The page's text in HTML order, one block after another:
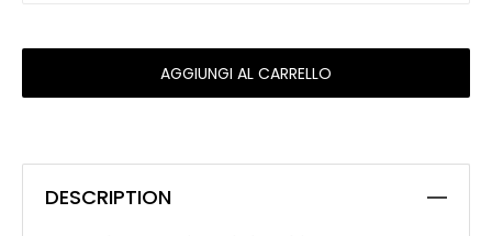
AGGIUNGI AL CARRELLO
DESCRIPTION